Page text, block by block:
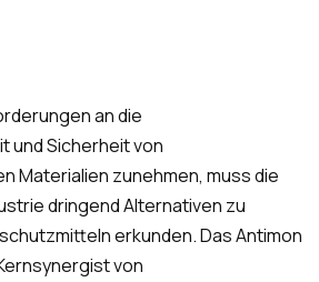
an die
und Sicherheit von
Materialien zunehmen, muss die
dringend Alternativen zu
erkunden. Das Antimon
von